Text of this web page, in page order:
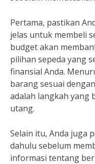
Pertama, pastikan
jelas untuk membeli
budget akan
pilihan sepeda yang
finansial Anda.
barang sesuai
adalah langkah yang
utang.
Selain itu, Anda juga
dahulu sebelum
informasi tentang